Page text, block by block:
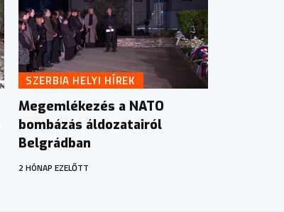
SZERBIA HELYI HÍREK
Megemlékezés a NATO
bombázás áldozatairól
Belgrádban
2 HÓNAP EZELŐTT